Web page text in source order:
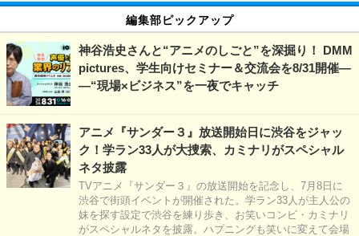
編集部ピックアップ
神谷浩史さんと“アニメのしごと”を深掘り！ DMM
pictures、学生向けセミナー＆交流会を8/31開催―
―“現場×ビジネス”を一夜でキャッチ
アニメ『サンダー３』放送開始日に渋谷をジャッ
ク！学ラン33人が大捜索、カミナリがスペシャル
ネタ披露
TVアニメ『サンダー３』の放送開始を記念し、7月8日に
渋谷で街頭イベントが開催された。学ラン33人が主人公の
妹を探す設定で渋谷を練り歩き、お笑いコンビ・カミナリ
がスペシャルネタを披露。ハプニングも笑いに変えて会場